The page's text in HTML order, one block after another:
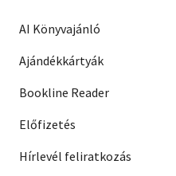
AI Könyvajánló
Ajándékkártyák
Bookline Reader
Előfizetés
Hírlevél feliratkozás